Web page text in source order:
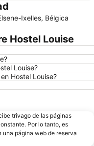
Pis
Ixelles, Bélgica
Hostel Louise
Louise?
Hostel Louise?
trivago de las páginas
Por lo tanto, es
una página web de reserva